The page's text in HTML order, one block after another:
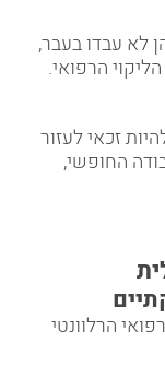
לא עבדו בעבר,
הרפואי.
זכאי לעזור
החופשי,
הרלוונטי